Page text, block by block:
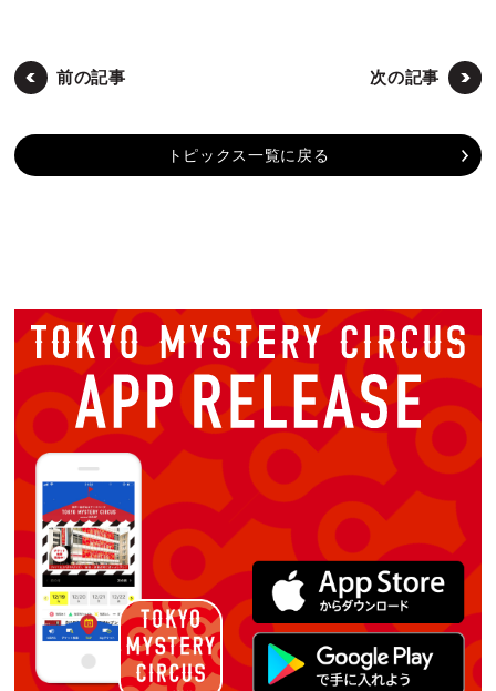
前の記事 次の記事
トピックス一覧に戻る